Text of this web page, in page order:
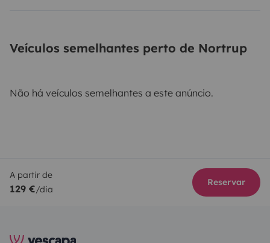
Veículos semelhantes perto de Nortrup
Não há veículos semelhantes a este anúncio.
A partir de
129 €/dia
Reservar